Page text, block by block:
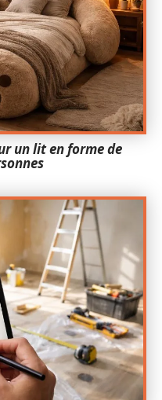
un lit en forme de